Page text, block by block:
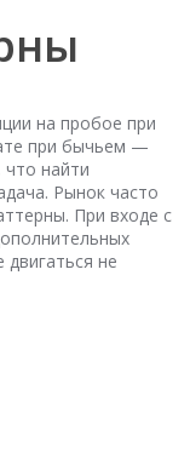
на пробое при
при бычьем —
найти
Рынок часто
При входе с
не